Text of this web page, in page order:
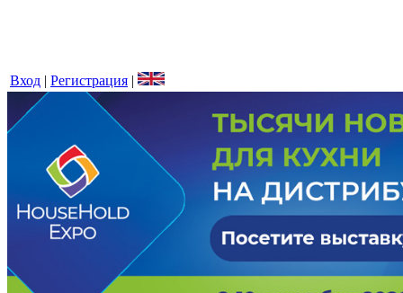
Вход | Регистрация |